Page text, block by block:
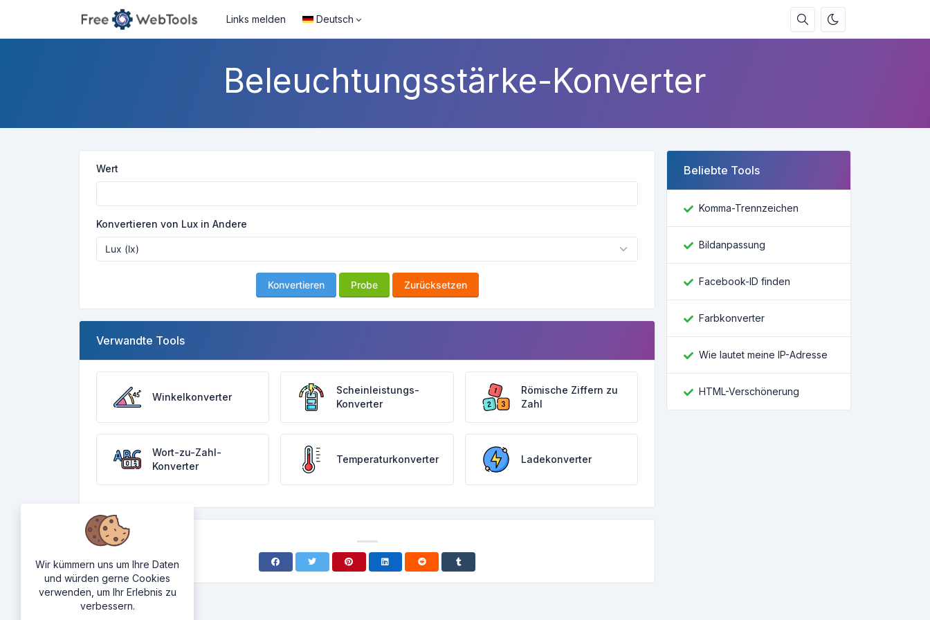
Links melden Deutsch
Beleuchtungsstärke-Konverter
Wert
Konvertieren von Lux in Andere
Konvertieren Probe Zurücksetzen
Verwandte Tools
Winkelkonverter
Scheinleistungs-
Konverter
Römische Ziffern zu
Zahl
Wort-zu-Zahl-
Konverter
Temperaturkonverter Ladekonverter
Beliebte Tools
Komma-Trennzeichen
Bildanpassung
Facebook-ID finden
Farbkonverter
Wie lautet meine IP-Adresse
HTML-Verschönerung
Wir kümmern uns um Ihre Daten
und würden gerne Cookies
verwenden, um Ihr Erlebnis zu
verbessern.